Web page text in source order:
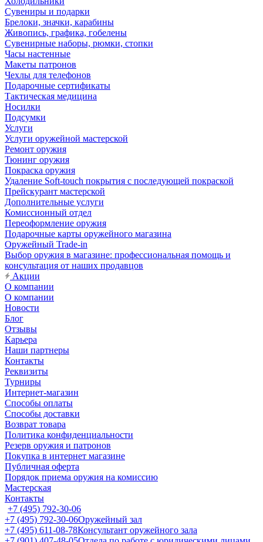
Сувениры и подарки
Брелоки, значки, карабины
Живопись, графика, гобелены
Сувенирные наборы, рюмки, стопки
Часы настенные
Макеты патронов
Чехлы для телефонов
Подарочные сертификаты
Тактическая медицина
Носилки
Подсумки
Услуги
Услуги оружейной мастерской
Ремонт оружия
Тюнинг оружия
Покраска оружия
Удаление Soft-touch покрытия с последующей покраской
Прейскурант мастерской
Дополнительные услуги
Комиссионный отдел
Переоформление оружия
Подарочные карты оружейного магазина
Оружейный Trade-in
Выбор оружия в магазине: профессиональная помощь и
консультация от наших продавцов
Акции
О компании
О компании
Новости
Блог
Отзывы
Карьера
Наши партнеры
Контакты
Реквизиты
Турниры
Интернет-магазин
Способы оплаты
Способы доставки
Возврат товара
Политика конфиденциальности
Резерв оружия и патронов
Покупка в интернет магазине
Публичная оферта
Порядок приема оружия на комиссию
Мастерская
Контакты
+7 (495) 792-30-06
+7 (495) 792-30-06Оружейный зал
+7 (495) 611-08-78Консультант оружейного зала